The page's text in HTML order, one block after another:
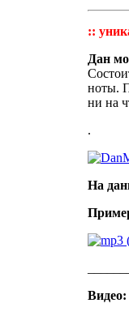
::
Дан
ноты.
ни на
.
На
Видео: